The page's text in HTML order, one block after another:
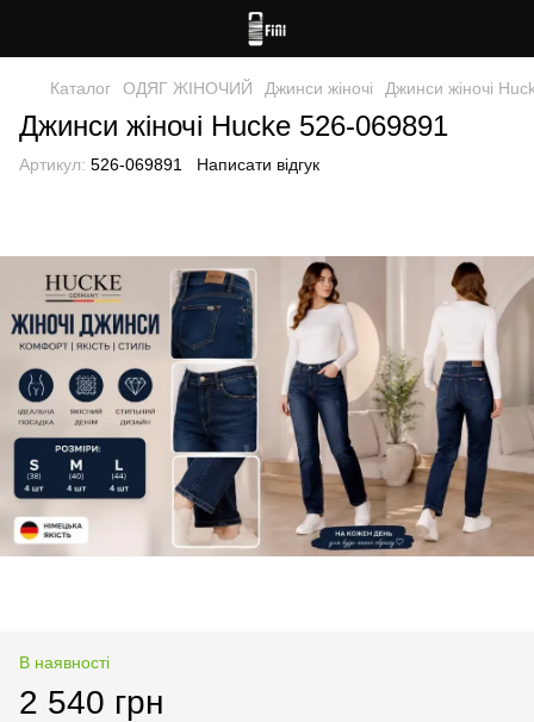
Каталог ОДЯГ ЖІНОЧИЙ Джинси жіночі Джинси жіночі
Джинси жіночі Hucke 526-069891
Артикул: 526-069891 Написати відгук
В наявності
2 540 грн